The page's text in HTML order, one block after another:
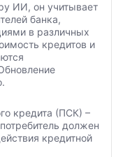
ИИ, он учитывает
банка,
в различных
кредитов и
кредита (ПСК) –
должен
кредитной